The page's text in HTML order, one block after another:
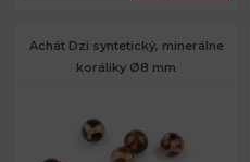
Achát Dzi syntetický, minerálne
koráliky Ø8 mm